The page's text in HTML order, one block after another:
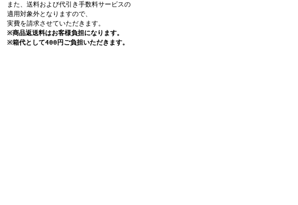
また、送料および代引き手数料サービスの
適用対象外となりますので、
実費を請求させていただきます。
※商品返送料はお客様負担になります。
※箱代として400円ご負担いただきます。